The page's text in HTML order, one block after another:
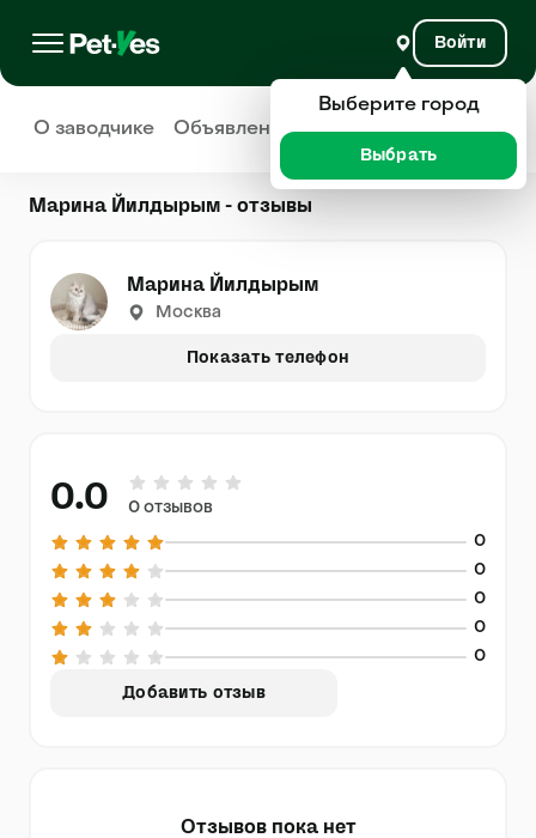
Войти
О заводчике Объявления Отзывы
Марина Йилдырым - отзывы
Марина Йилдырым
Москва
Показать телефон
0.0 0 отзывов
0
0
0
0
0
Добавить отзыв
Отзывов пока нет
Выберите город
Выбрать